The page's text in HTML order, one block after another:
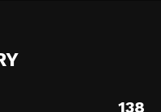
138